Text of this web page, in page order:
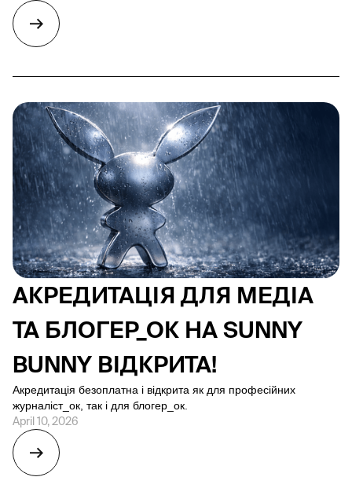
АКРЕДИТАЦІЯ ДЛЯ МЕДІА
ТА БЛОГЕР_ОК НА SUNNY
BUNNY ВІДКРИТА!
Акредитація безоплатна і відкрита як для професійних
журналіст_ок, так і для блогер_ок.
April 10, 2026